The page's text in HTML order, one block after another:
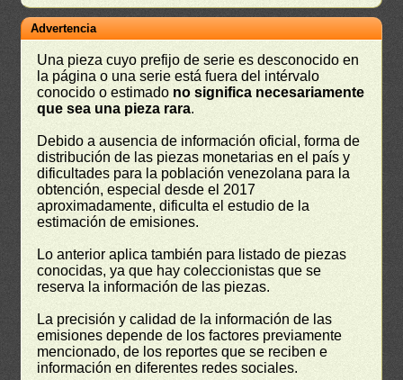
Advertencia
Una pieza cuyo prefijo de serie es desconocido en
la página o una serie está fuera del intérvalo
conocido o estimado no significa necesariamente
que sea una pieza rara.
Debido a ausencia de información oficial, forma de
distribución de las piezas monetarias en el país y
dificultades para la población venezolana para la
obtención, especial desde el 2017
aproximadamente, dificulta el estudio de la
estimación de emisiones.
Lo anterior aplica también para listado de piezas
conocidas, ya que hay coleccionistas que se
reserva la información de las piezas.
La precisión y calidad de la información de las
emisiones depende de los factores previamente
mencionado, de los reportes que se reciben e
información en diferentes redes sociales.